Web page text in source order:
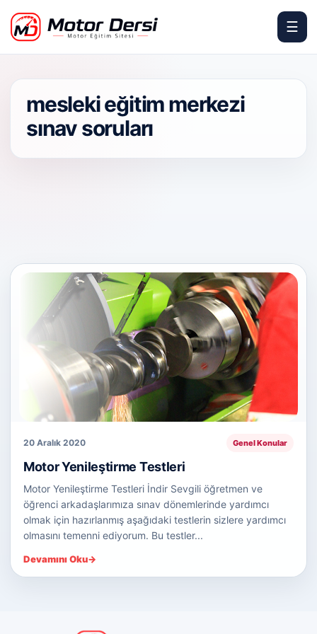
Motor Dersi
☰
mesleki eğitim merkezi
sınav soruları
20 Aralık 2020 Genel Konular
Motor Yenileştirme Testleri
Motor Yenileştirme Testleri İndir Sevgili öğretmen ve
öğrenci arkadaşlarımıza sınav dönemlerinde yardımcı
olmak için hazırlanmış aşağıdaki testlerin sizlere yardımcı
olmasını temenni ediyorum. Bu testler...
Devamını Oku→